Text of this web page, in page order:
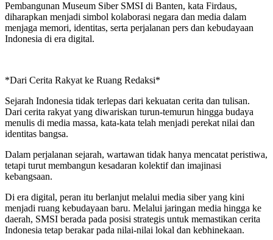
Pembangunan Museum Siber SMSI di Banten, kata Firdaus,
diharapkan menjadi simbol kolaborasi negara dan media dalam
menjaga memori, identitas, serta perjalanan pers dan kebudayaan
Indonesia di era digital.
*Dari Cerita Rakyat ke Ruang Redaksi*
Sejarah Indonesia tidak terlepas dari kekuatan cerita dan tulisan.
Dari cerita rakyat yang diwariskan turun-temurun hingga budaya
menulis di media massa, kata-kata telah menjadi perekat nilai dan
identitas bangsa.
Dalam perjalanan sejarah, wartawan tidak hanya mencatat peristiwa,
tetapi turut membangun kesadaran kolektif dan imajinasi
kebangsaan.
Di era digital, peran itu berlanjut melalui media siber yang kini
menjadi ruang kebudayaan baru. Melalui jaringan media hingga ke
daerah, SMSI berada pada posisi strategis untuk memastikan cerita
Indonesia tetap berakar pada nilai-nilai lokal dan kebhinekaan.